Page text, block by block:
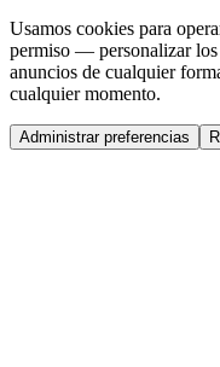
Usamos cookies para
permiso — personalizar los
anuncios de cualquier
cualquier momento.
Administrar preferencias